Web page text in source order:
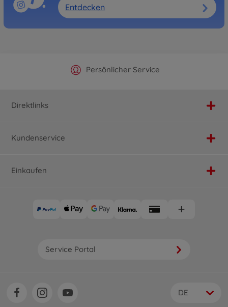
Entdecken
Offizieller Hersteller Shop
Persönlicher Service
Versandkostenfrei ab 25€
Schnelle Lieferung
Direktlinks
Kundenservice
Einkaufen
Service Portal
DE